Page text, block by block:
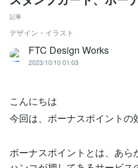
記事
デザイン・イラスト
FTC Design Works
2023/10/10 01:03
こんにちは
今回は、ボーナスポイントの
ボーナスポイントとは、あ